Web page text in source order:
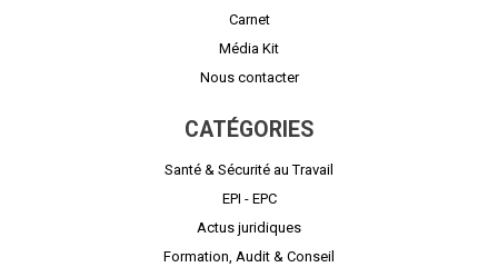
Carnet
Média Kit
Nous contacter
CATÉGORIES
Santé & Sécurité au Travail
EPI - EPC
Actus juridiques
Formation, Audit & Conseil